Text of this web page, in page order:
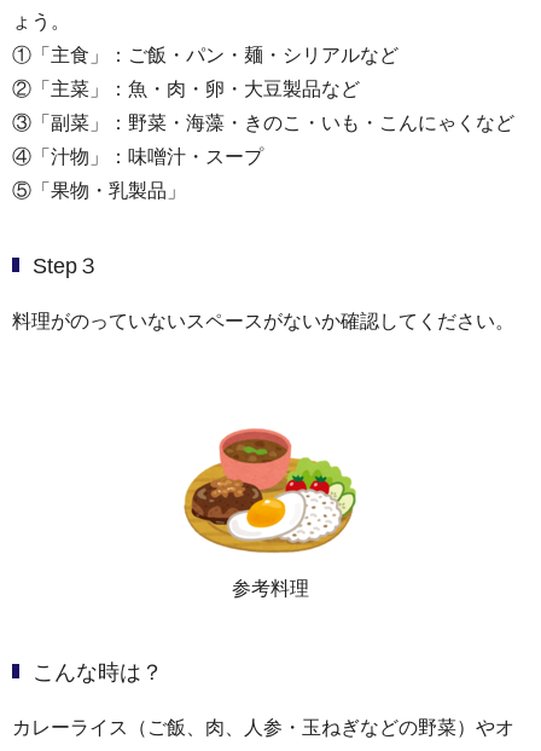
ょう。
①「主食」：ご飯・パン・麺・シリアルなど
②「主菜」：魚・肉・卵・大豆製品など
③「副菜」：野菜・海藻・きのこ・いも・こんにゃくなど
④「汁物」：味噌汁・スープ
⑤「果物・乳製品」
Step３
料理がのっていないスペースがないか確認してください。
参考料理
こんな時は？
カレーライス（ご飯、肉、人参・玉ねぎなどの野菜）やオ